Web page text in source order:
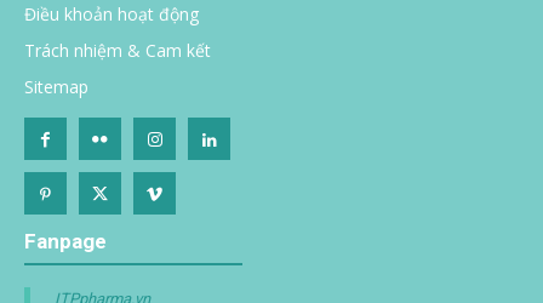
Điều khoản hoạt động
Trách nhiệm & Cam kết
Sitemap
Fanpage
ITPpharma.vn